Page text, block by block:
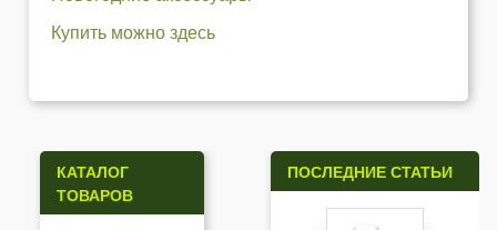
Купить можно здесь
КАТАЛОГ
ТОВАРОВ
ПОСЛЕДНИЕ СТАТЬИ